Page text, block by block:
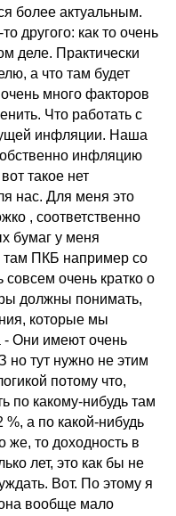
более актуальным.
другого: как то очень
деле. Практически
а что там будет
много факторов
Что работать с
инфляции. Наша
инфляцию
такое нет
нас. Для меня это
, соответственно
бумаг у меня
там ПКБ например со
совсем очень кратко о
должны понимать,
которые мы
- Они имеют очень
тут нужно не этим
потому что,
по какому-нибудь там
а по какой-нибудь
же, то доходность в
лет, это как бы не
Вот. По этому я
вообще мало